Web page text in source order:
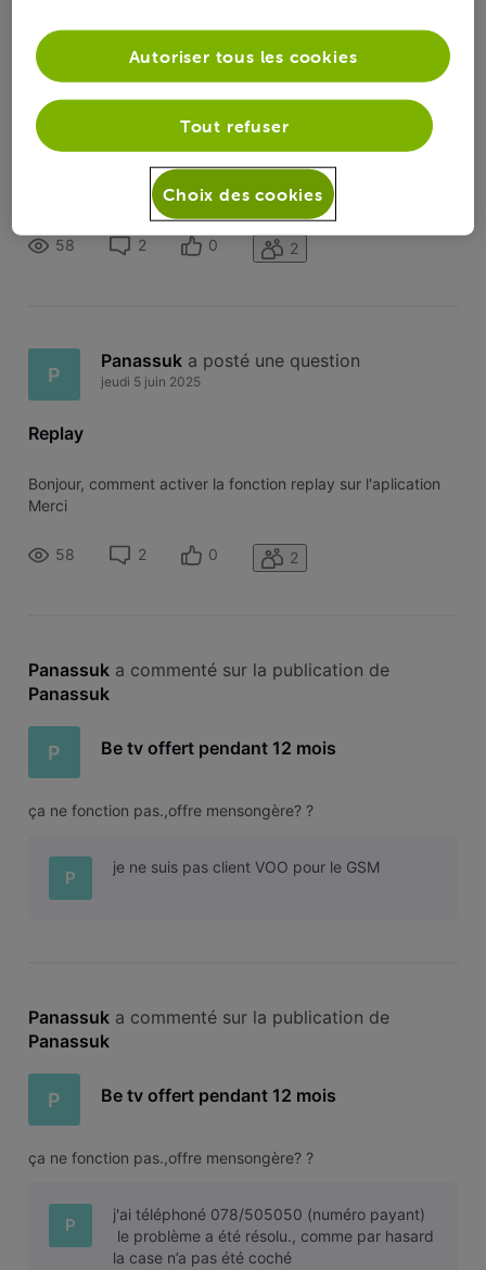
Panassuk a suivi la publication de Panassuk
Bonjour, comment activer la fonction replay sur l'aplication
58 2 0 2
P
Panassuk a posté une question
jeudi 5 juin 2025
Replay
Bonjour, comment activer la fonction replay sur l'aplication
Merci
58 2 0 2
Panassuk a commenté sur la publication de
Panassuk
P Be tv offert pendant 12 mois
ça ne fonction pas.,offre mensongère? ?
P
je ne suis pas client VOO pour le GSM
Panassuk a commenté sur la publication de
Panassuk
P Be tv offert pendant 12 mois
ça ne fonction pas.,offre mensongère? ?
P
j'ai téléphoné 078/505050 (numéro payant)
le problème a été résolu., comme par hasard
la case n’a pas été coché
Tout refuser
Autoriser tous les cookies
Choix des cookies